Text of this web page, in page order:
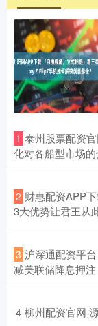
1 泰州股票配资
化对各船型市场
2 财惠配资APP
3大优势让君王从
3 沪深通配资平
减美联储降息押注
4 柳州配资官网